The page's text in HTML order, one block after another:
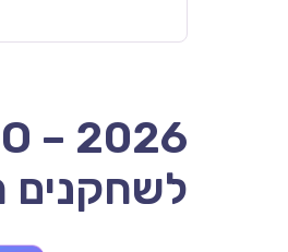
לשחקנים